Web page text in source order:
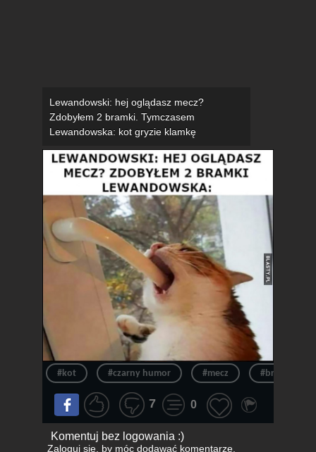
Lewandowski: hej oglądasz mecz?
Zdobyłem 2 bramki. Tymczasem
Lewandowska: kot gryzie klamkę
#kot #czarny humor #mecz #bramka
7 0
Komentuj bez logowania :)
Zaloguj się, by móc dodawać komentarze.